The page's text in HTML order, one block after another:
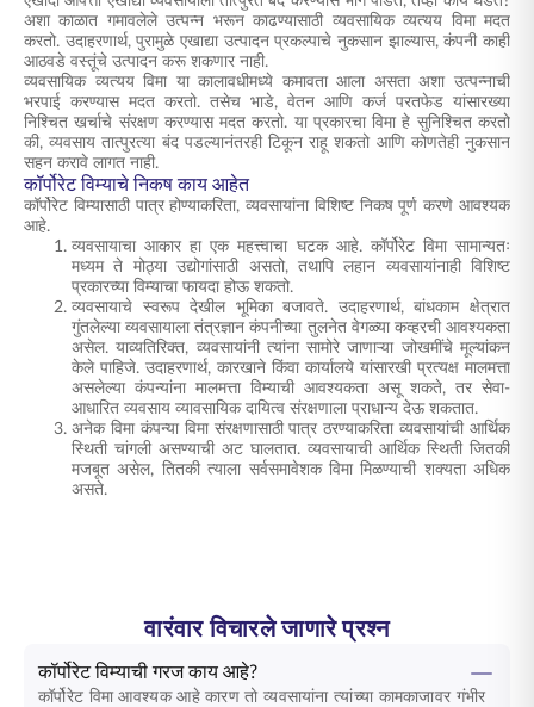
अशा काळात गमावलेले उत्पन्न भरून काढण्यासाठी व्यवसायिक व्यत्यय विमा मदत
करतो. उदाहरणार्थ, पुरामुळे एखाद्या उत्पादन प्रकल्पाचे नुकसान झाल्यास, कंपनी काही
आठवडे वस्तूंचे उत्पादन करू शकणार नाही.
व्यवसायिक व्यत्यय विमा या कालावधीमध्ये कमावता आला असता अशा उत्पन्नाची
भरपाई करण्यास मदत करतो. तसेच भाडे, वेतन आणि कर्ज परतफेड यांसारख्या
निश्चित खर्चाचे संरक्षण करण्यास मदत करतो. या प्रकारचा विमा हे सुनिश्चित करतो
की, व्यवसाय तात्पुरत्या बंद पडल्यानंतरही टिकून राहू शकतो आणि कोणतेही नुकसान
सहन करावे लागत नाही.
कॉर्पोरेट विम्याचे निकष काय आहेत
कॉर्पोरेट विम्यासाठी पात्र होण्याकरिता, व्यवसायांना विशिष्ट निकष पूर्ण करणे आवश्यक
आहे.
व्यवसायाचा आकार हा एक महत्त्वाचा घटक आहे. कॉर्पोरेट विमा सामान्यतः
मध्यम ते मोठ्या उद्योगांसाठी असतो, तथापि लहान व्यवसायांनाही विशिष्ट
प्रकारच्या विम्याचा फायदा होऊ शकतो.
व्यवसायाचे स्वरूप देखील भूमिका बजावते. उदाहरणार्थ, बांधकाम क्षेत्रात
गुंतलेल्या व्यवसायाला तंत्रज्ञान कंपनीच्या तुलनेत वेगळ्या कव्हरची आवश्यकता
असेल. याव्यतिरिक्त, व्यवसायांनी त्यांना सामोरे जाणाऱ्या जोखमींचे मूल्यांकन
केले पाहिजे. उदाहरणार्थ, कारखाने किंवा कार्यालये यांसारखी प्रत्यक्ष मालमत्ता
असलेल्या कंपन्यांना मालमत्ता विम्याची आवश्यकता असू शकते, तर सेवा-
आधारित व्यवसाय व्यावसायिक दायित्व संरक्षणाला प्राधान्य देऊ शकतात.
अनेक विमा कंपन्या विमा संरक्षणासाठी पात्र ठरण्याकरिता व्यवसायांची आर्थिक
स्थिती चांगली असण्याची अट घालतात. व्यवसायाची आर्थिक स्थिती जितकी
मजबूत असेल, तितकी त्याला सर्वसमावेशक विमा मिळण्याची शक्यता अधिक
असते.
वारंवार विचारले जाणारे प्रश्न
कॉर्पोरेट विम्याची गरज काय आहे?
कॉर्पोरेट विमा आवश्यक आहे कारण तो व्यवसायांना त्यांच्या कामकाजावर गंभीर